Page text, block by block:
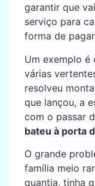
garantir que
serviço para
forma de
Um exemplo
várias
resolveu
que lançou, a
com o passar
bateu à porta
O grande
família meio
quantia, tinha